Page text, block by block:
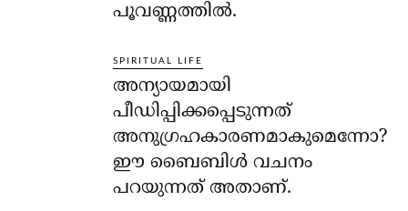
പൂവണ്ണത്തില്‍.
SPIRITUAL LIFE
അന്യായമായി
പീഡിപ്പിക്കപ്പെടുന്നത്
അനുഗ്രഹകാരണമാകുമെന്നോ?
ഈ ബൈബിള്‍ വചനം
പറയുന്നത് അതാണ്.